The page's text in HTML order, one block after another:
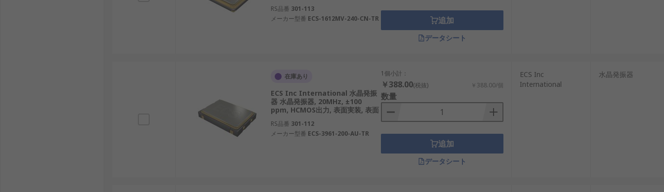
RS品番 301-113
メーカー型番 ECS-1612MV-240-CN-TR 追加
データシート
在庫あり
ECS Inc International 水晶発振
器 水晶発振器, 20MHz, ±100
ppm, HCMOS出力, 表面実装, 表面
RS品番 301-112
メーカー型番 ECS-3961-200-AU-TR
1個小計：
￥388.00(税抜) ￥388.00/個
数量
追加
データシート
ECS Inc
International
水晶発振器